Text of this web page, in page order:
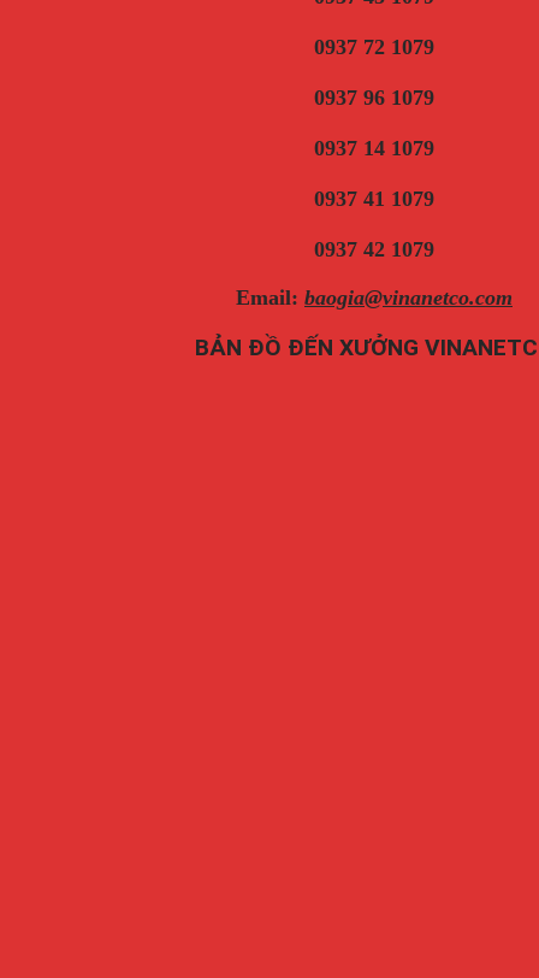
0937 72 1079
0937 96 1079
0937 14 1079
0937 41 1079
0937 42 1079
Email: baogia@vinanetco.com
BẢN ĐỒ ĐẾN XƯỞNG